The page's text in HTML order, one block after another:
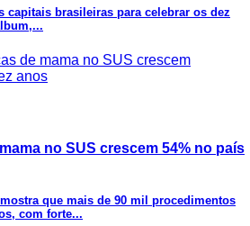
capitais brasileiras para celebrar os dez
no SUS crescem 54% no país
que mais de 90 mil procedimentos
com forte...